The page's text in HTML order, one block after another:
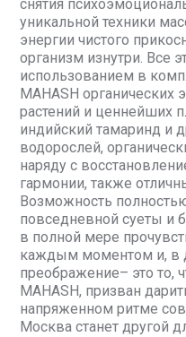
снятия
уникальной техники
энергии чистого
организм изнутри. Все
использованием в
MAHASH органических
растений и ценнейших
индийский тамаринд и
водорослей,
наряду с
гармонии, также
Возможность
повседневной суеты и
в полной мере
каждым моментом и, в
преображение– это то,
MAHASH, призван
напряженном ритме
Москва станет другой